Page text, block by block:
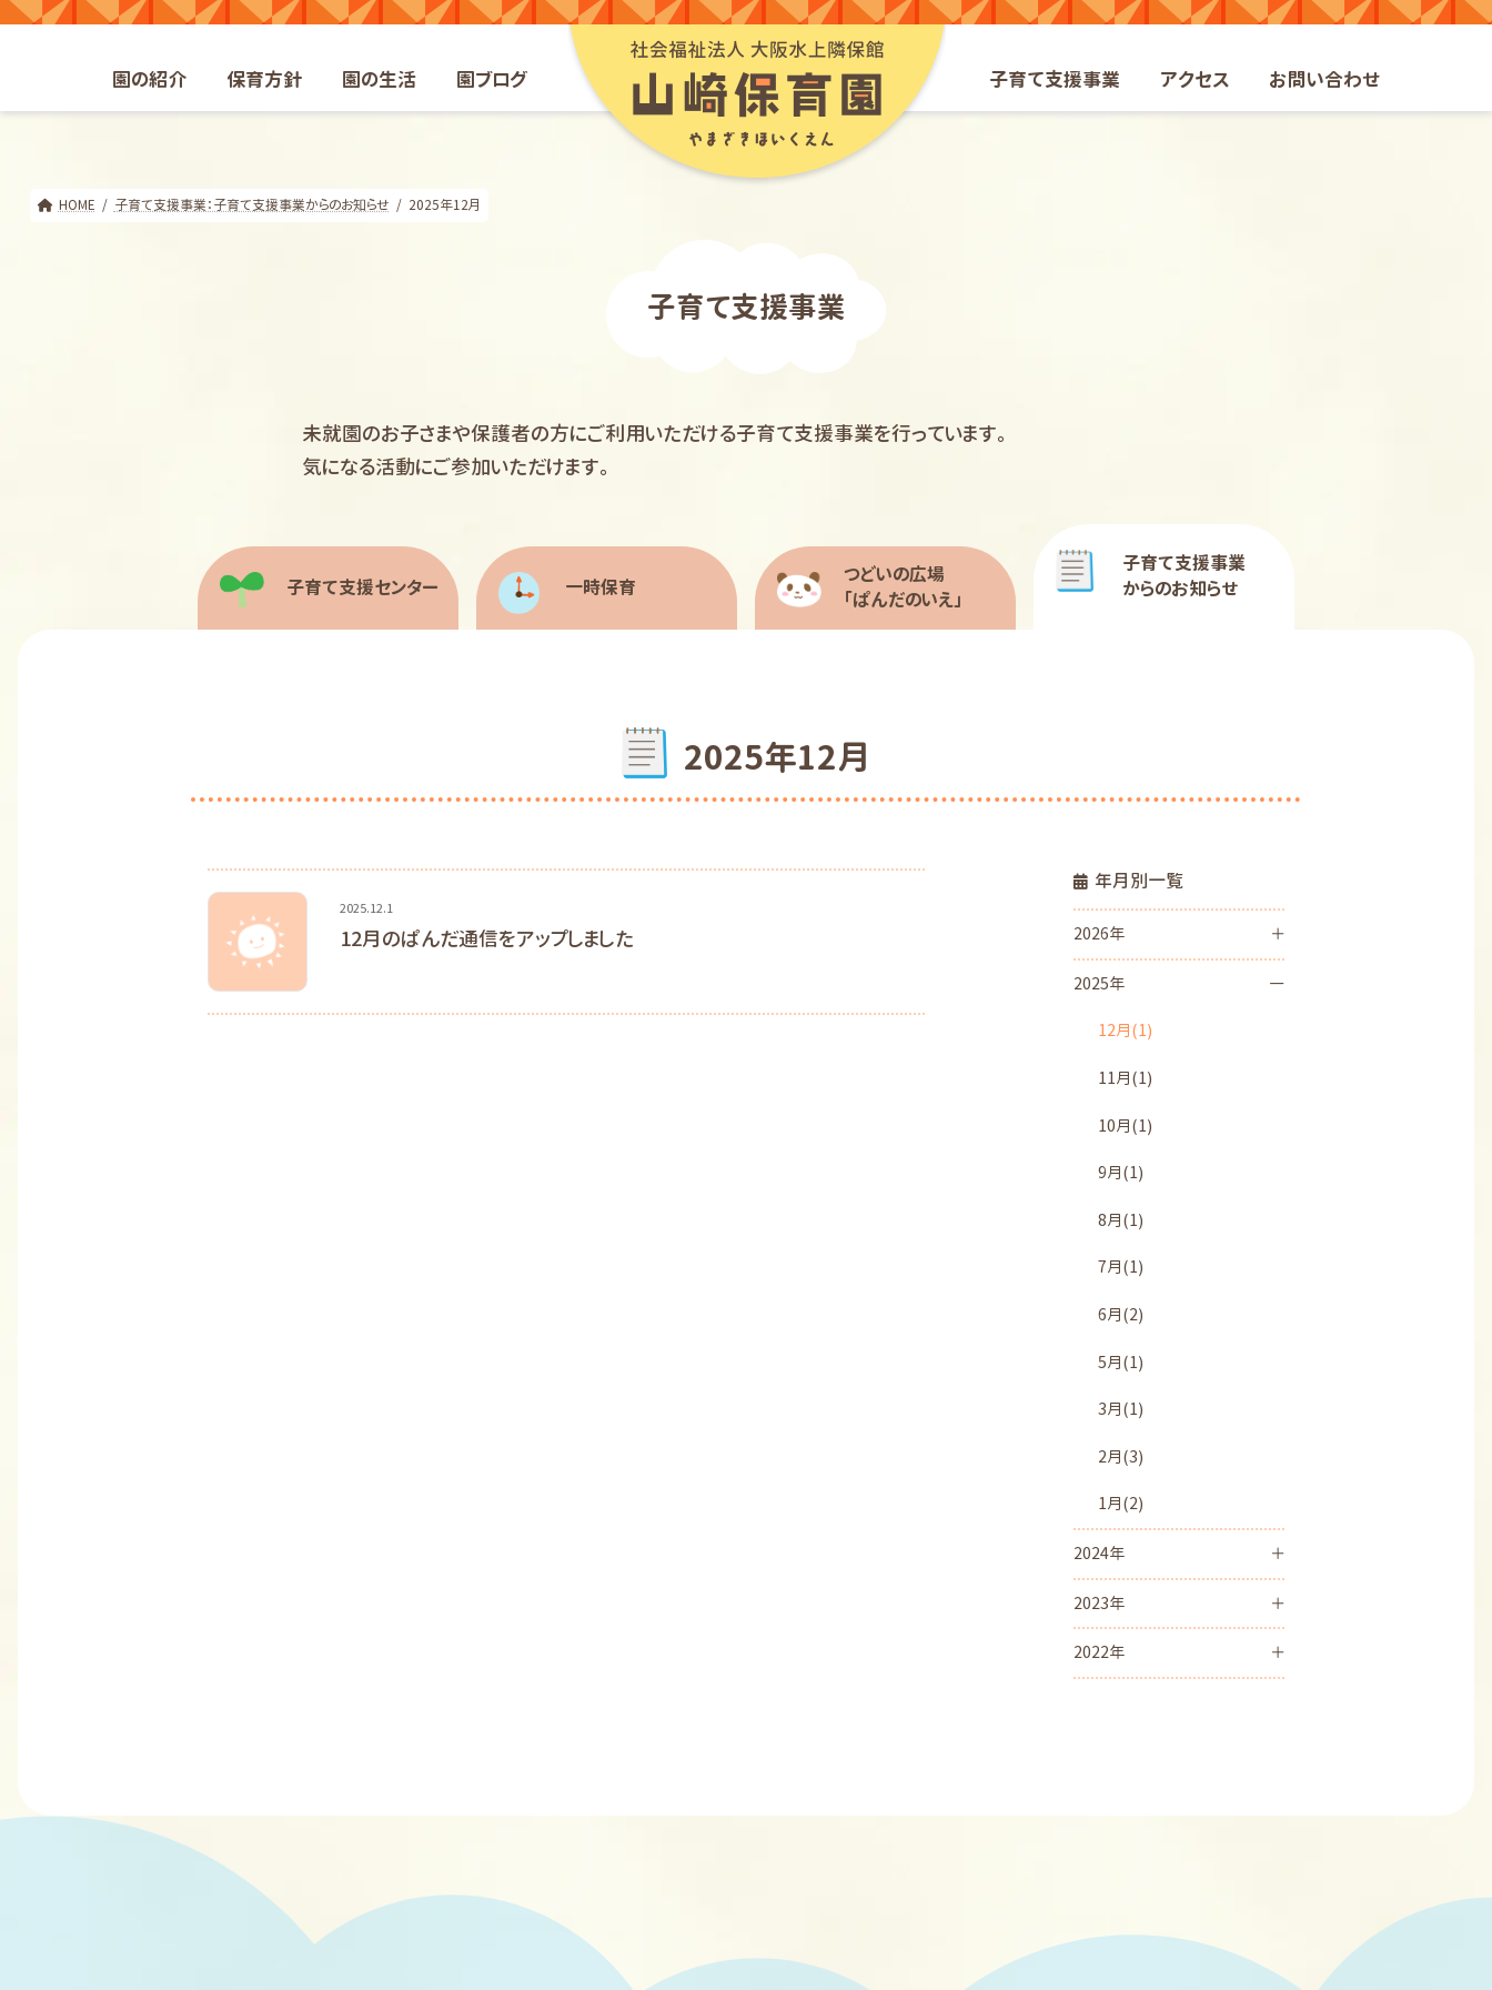
コ
ツ
ナ
シ
山崎保育園webサイト
園の紹介 保育方針 園の生活 園ブログ 子育て支援事業 アクセス お問い合わせ
HOME 子育て支援事業：子育て支援事業からのお知らせ 2025年12月
子育て支援事業
未就園のお子さまや保護者の方にご利用いただける子育て支援事業を行っています。
気になる活動にご参加いただけます。
子育て支援センター 一時保育
つどいの広場
「ぱんだのいえ」
子育て支援事業
からのお知らせ
2025年12月
12月のぱんだ通信をアップしました
2025.12.1
年月別一覧
2026年
2025年
12月(1)
11月(1)
10月(1)
9月(1)
8月(1)
7月(1)
6月(2)
5月(1)
3月(1)
2月(3)
1月(2)
2024年
2023年
2022年